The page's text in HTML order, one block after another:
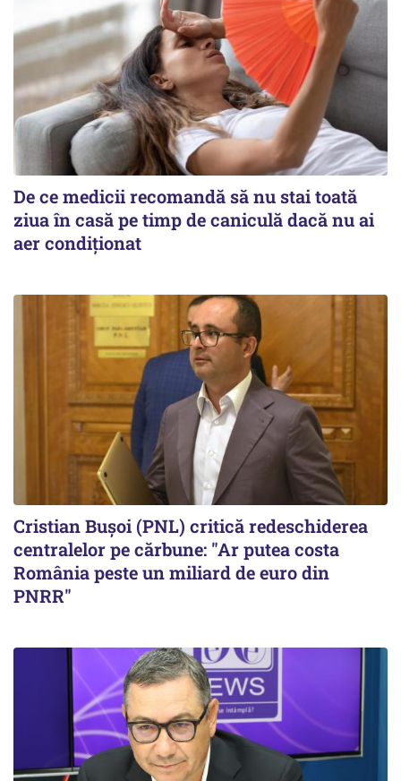
De ce medicii recomandă să nu stai toată
ziua în casă pe timp de caniculă dacă nu ai
aer condiționat
Cristian Bușoi (PNL) critică redeschiderea
centralelor pe cărbune: "Ar putea costa
România peste un miliard de euro din
PNRR"